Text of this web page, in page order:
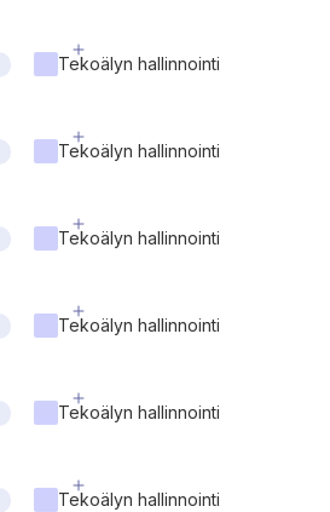
Tekoälyn hallinnointi
Tekoälyn hallinnointi
Tekoälyn hallinnointi
Tekoälyn hallinnointi
Tekoälyn hallinnointi
Tekoälyn hallinnointi